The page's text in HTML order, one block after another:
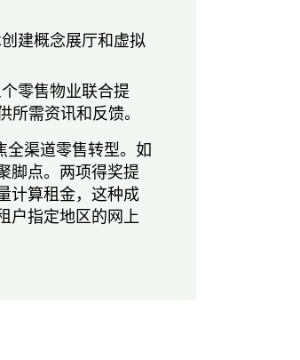
建概念展厅和虚拟
零售物业联合提
所需资讯和反馈。
全渠道零售转型。如
脚点。两项得奖提
计算租金，这种成
户指定地区的网上